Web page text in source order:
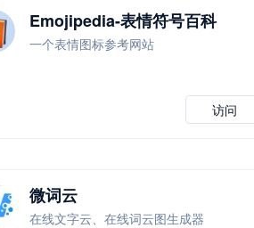
Emojipedia-表情符号百科
一个表情图标参考网站
访问
微词云
在线文字云、在线词云图生成器